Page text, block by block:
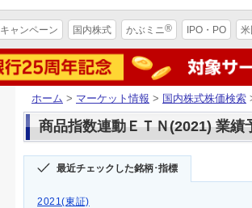
キャンペーン 国内株式 かぶミニ® IPO・PO
ホーム > マーケット情報 > 国内株式株価検索
商品指数連動ＥＴＮ(2021) 業績
最近チェックした銘柄･指標
2021(東証)